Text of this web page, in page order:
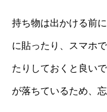
持ち物は出かける前
に貼ったり、スマホ
たりしておくと良い
が落ちているため、